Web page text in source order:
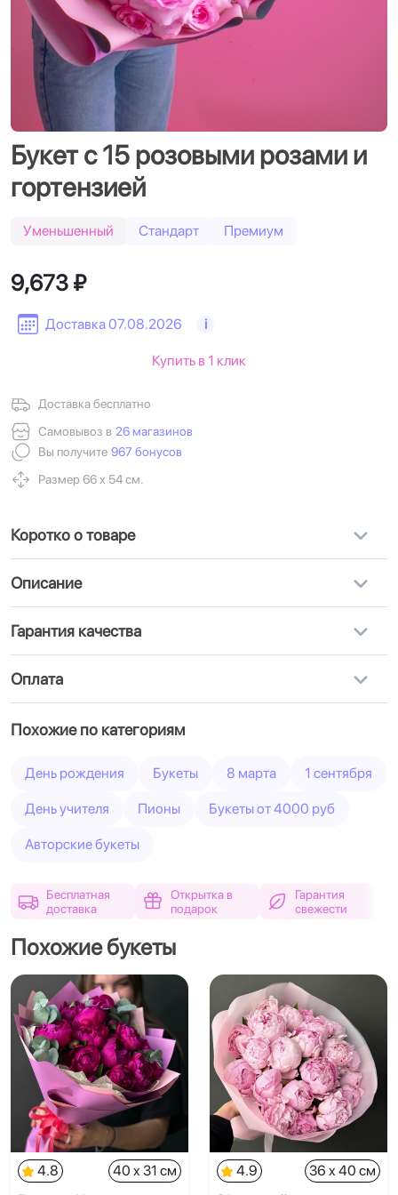
Букет с 15 розовыми розами и
гортензией
Уменьшенный Стандарт Премиум
Доставка 07.08.2026 i
9,673 ₽
Доставка бесплатно
Самовывоз в 26 магазинов
Вы получите 967 бонусов
Размер 66 х 54 см.
Купить в 1 клик
Коротко о товаре
Описание
Гарантия качества
Оплата
Похожие по категориям
День рождения Букеты 8 марта 1 сентября
День учителя Пионы Букеты от 4000 руб
Авторские букеты
Бесплатная
доставка
Открытка в
подарок
Гарантия
свежести
Похожие букеты
4.8
40 x 31 см
4.9
36 x 40 см